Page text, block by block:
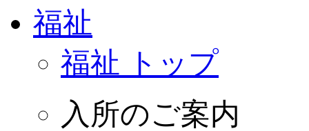
福祉
福祉 トップ
入所のご案内